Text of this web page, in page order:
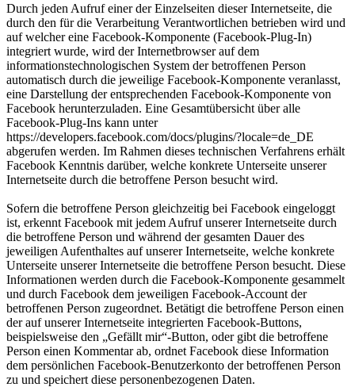
Durch jeden Aufruf einer der Einzelseiten dieser Internetseite, die
durch den für die Verarbeitung Verantwortlichen betrieben wird und
auf welcher eine Facebook-Komponente (Facebook-Plug-In)
integriert wurde, wird der Internetbrowser auf dem
informationstechnologischen System der betroffenen Person
automatisch durch die jeweilige Facebook-Komponente veranlasst,
eine Darstellung der entsprechenden Facebook-Komponente von
Facebook herunterzuladen. Eine Gesamtübersicht über alle
Facebook-Plug-Ins kann unter
https://developers.facebook.com/docs/plugins/?locale=de_DE
abgerufen werden. Im Rahmen dieses technischen Verfahrens erhält
Facebook Kenntnis darüber, welche konkrete Unterseite unserer
Internetseite durch die betroffene Person besucht wird.
Sofern die betroffene Person gleichzeitig bei Facebook eingeloggt
ist, erkennt Facebook mit jedem Aufruf unserer Internetseite durch
die betroffene Person und während der gesamten Dauer des
jeweiligen Aufenthaltes auf unserer Internetseite, welche konkrete
Unterseite unserer Internetseite die betroffene Person besucht. Diese
Informationen werden durch die Facebook-Komponente gesammelt
und durch Facebook dem jeweiligen Facebook-Account der
betroffenen Person zugeordnet. Betätigt die betroffene Person einen
der auf unserer Internetseite integrierten Facebook-Buttons,
beispielsweise den „Gefällt mir“-Button, oder gibt die betroffene
Person einen Kommentar ab, ordnet Facebook diese Information
dem persönlichen Facebook-Benutzerkonto der betroffenen Person
zu und speichert diese personenbezogenen Daten.